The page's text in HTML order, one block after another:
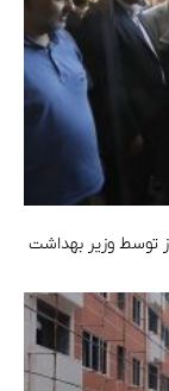
توسط وزیر بهداشت